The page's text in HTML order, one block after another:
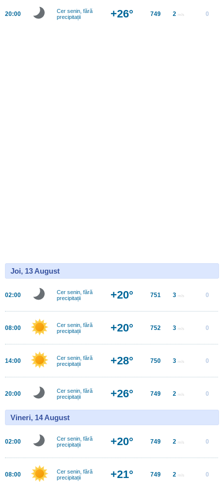
20:00
Cer senin, fără
precipitații
+26° 749 2 m/s 0
Joi, 13 August
02:00
Cer senin, fără
precipitații
+20° 751 3 m/s 0
08:00
Cer senin, fără
precipitații
+20° 752 3 m/s 0
14:00
Cer senin, fără
precipitații
+28° 750 3 m/s 0
20:00
Cer senin, fără
precipitații
+26° 749 2 m/s 0
Vineri, 14 August
02:00
Cer senin, fără
precipitații
+20° 749 2 m/s 0
08:00
Cer senin, fără
precipitații
+21° 749 2 m/s 0